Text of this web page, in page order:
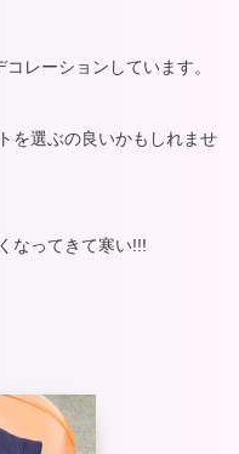
レーションしています。
を選ぶの良いかもしれませ
なってきて寒い!!!